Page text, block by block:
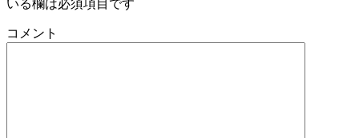
いる欄は必須項目です
コメント